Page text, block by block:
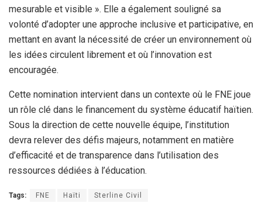
mesurable et visible ». Elle a également souligné sa
volonté d’adopter une approche inclusive et participative, en
mettant en avant la nécessité de créer un environnement où
les idées circulent librement et où l’innovation est
encouragée.
Cette nomination intervient dans un contexte où le FNE joue
un rôle clé dans le financement du système éducatif haïtien.
Sous la direction de cette nouvelle équipe, l’institution
devra relever des défis majeurs, notamment en matière
d’efficacité et de transparence dans l’utilisation des
ressources dédiées à l’éducation.
Tags: FNE Haïti Sterline Civil